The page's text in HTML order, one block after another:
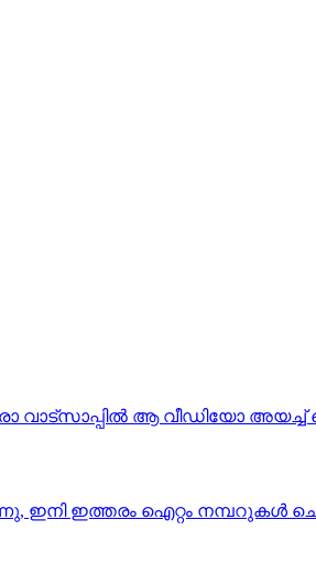
ആ വീഡിയോ അയച്ച്
ഇനി ഇത്തരം ഐറ്റം നമ്പറുകള്‍